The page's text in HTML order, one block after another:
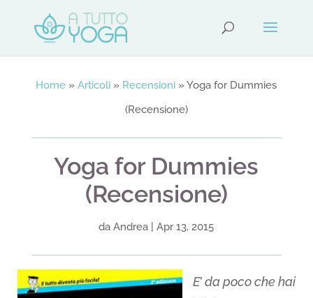
Home »Articoli » Recensioni »Yoga for Dummies
(Recensione)
Yoga for Dummies
(Recensione)
daAndrea |Apr 13, 2015
E’ da poco che hai